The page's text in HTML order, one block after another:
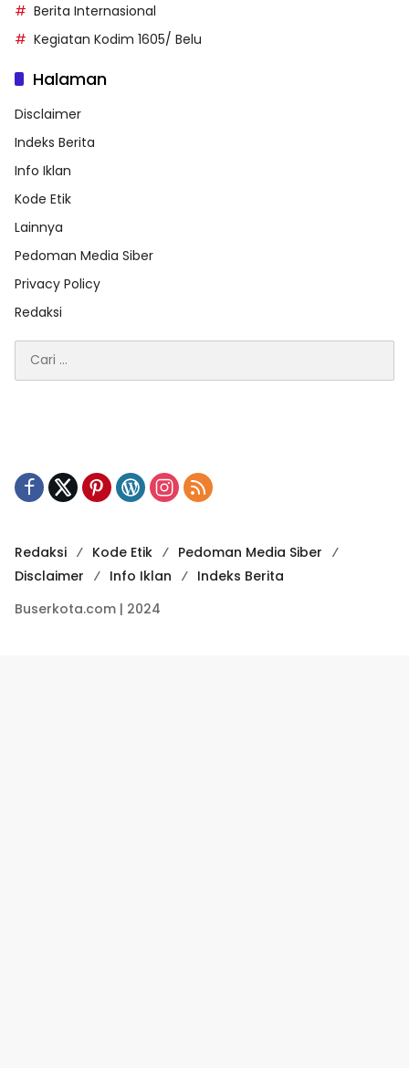
Berita Internasional
Kegiatan Kodim 1605/ Belu
Halaman
Disclaimer
Indeks Berita
Info Iklan
Kode Etik
Lainnya
Pedoman Media Siber
Privacy Policy
Redaksi
untuk:
Redaksi Kode Etik
Pedoman Media Siber
Disclaimer
Info Iklan
Indeks Berita
Buserkota.com | 2024